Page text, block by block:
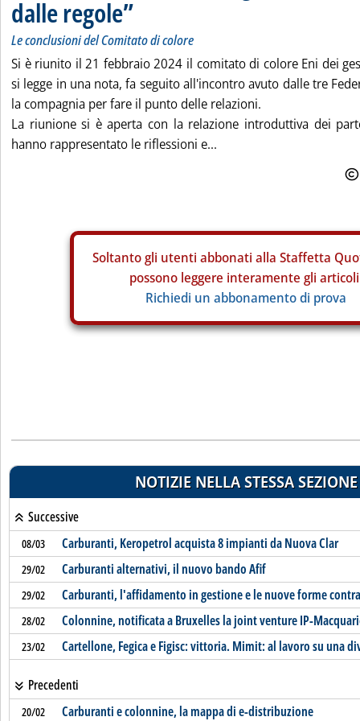
dalle regole”
Le conclusioni del Comitato di colore
Si è riunito il 21 febbraio 2024 il comitato di colore Eni dei
si legge in una nota, fa seguito all'incontro avuto dalle tre
la compagnia per fare il punto delle relazioni.
La riunione si è aperta con la relazione introduttiva dei
hanno rappresentato le riflessioni e...
Soltanto gli utenti abbonati alla Staffetta
possono leggere interamente gli
Richiedi un abbonamento di prova
NOTIZIE NELLA STESSA SEZIONE
Successive
08/03 Carburanti, Keropetrol acquista 8 impianti da Nuova Clar
29/02 Carburanti alternativi, il nuovo bando Afif
29/02 Carburanti, l'affidamento in gestione e le nuove forme
28/02 Colonnine, notificata a Bruxelles la joint venture IP-
23/02 Cartellone, Fegica e Figisc: vittoria. Mimit: al lavoro su una
Precedenti
20/02 Carburanti e colonnine, la mappa di e-distribuzione